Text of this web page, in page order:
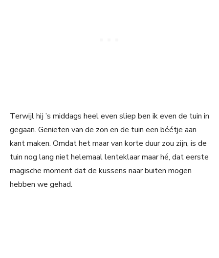
Terwijl hij ’s middags heel even sliep ben ik even de tuin in
gegaan. Genieten van de zon en de tuin een béétje aan
kant maken. Omdat het maar van korte duur zou zijn, is de
tuin nog lang niet helemaal lenteklaar maar hé, dat eerste
magische moment dat de kussens naar buiten mogen
hebben we gehad.